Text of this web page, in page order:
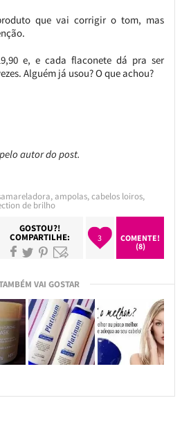
que vai corrigir o tom, mas
e, e cada flaconete dá pra ser
Alguém já usou? O que achou?
autor do post.
,ampolas,cabelos loiros,
de brilho
GOSTOU?!
COMPARTILHE: 3
COMENTE!
(8)
VAI GOSTAR